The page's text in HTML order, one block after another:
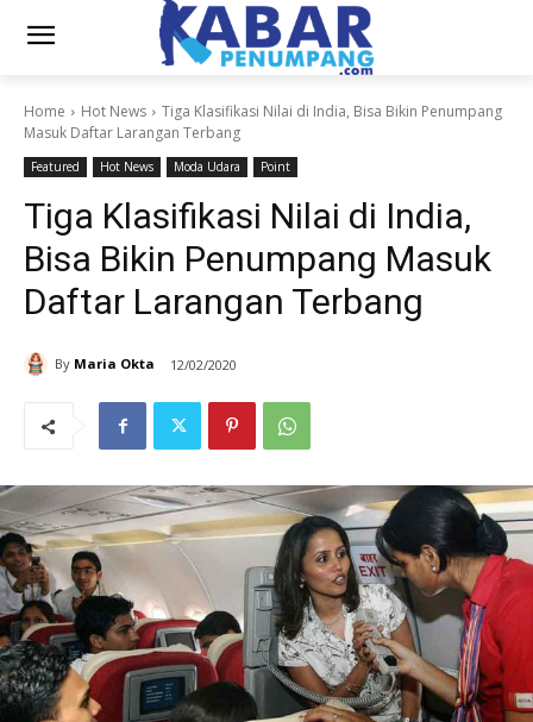
Home Hot News
Tiga Klasifikasi Nilai di India, Bisa Bikin Penumpang
Masuk Daftar Larangan Terbang
Featured Hot News Moda Udara Point
Tiga Klasifikasi Nilai di India,
Bisa Bikin Penumpang Masuk
Daftar Larangan Terbang
By Maria Okta 12/02/2020